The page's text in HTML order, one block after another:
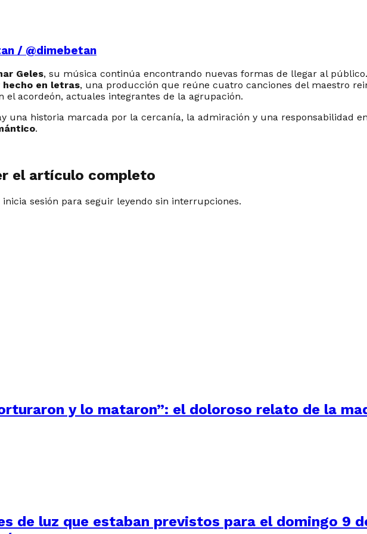
/ @dimebetan
Geles, su música continúa encontrando nuevas formas de llegar al
hecho en letras, una producción que reúne cuatro canciones del maestro
el acordeón, actuales integrantes de la agrupación.
una historia marcada por la cercanía, la admiración y una responsabilidad
.
el artículo completo
sesión para seguir leyendo sin interrupciones.
y lo mataron”: el doloroso relato de la
de luz que estaban previstos para el domingo 9